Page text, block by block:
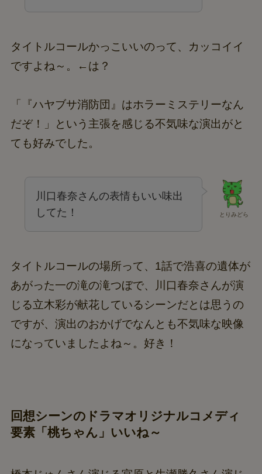
タイトルコールかっこいいのって、カッコイイ
ですよね～。←は？
「『ハヤブサ消防団』はホラーミステリーなん
だぞ！」という主張を感じる不気味な演出がと
ても好みでした。
とりみどら
川口春奈さんの表情もいい味出
してた！
タイトルコールの場所って、1話で浩喜の遺体が
あがった一の滝の滝つぼで、川口春奈さんが演
じる立木彩が献花しているシーンだとは思うの
ですが、演出のおかげでなんとも不気味な映像
になっていましたよね～。好き！
回想シーンのドラマオリジナルコメディ
要素「桃ちゃん」いいね～